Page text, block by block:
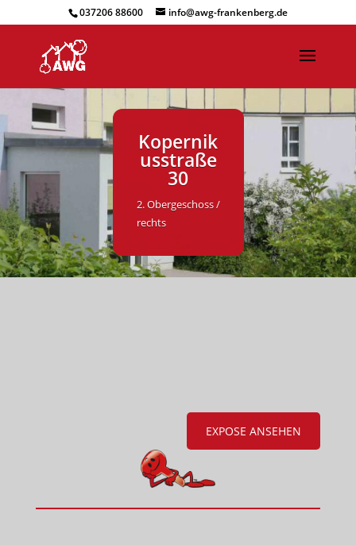
037206 88600 info@awg-frankenberg.de
Kopernik
usstraße
30
2. Obergeschoss /
rechts
EXPOSE ANSEHEN